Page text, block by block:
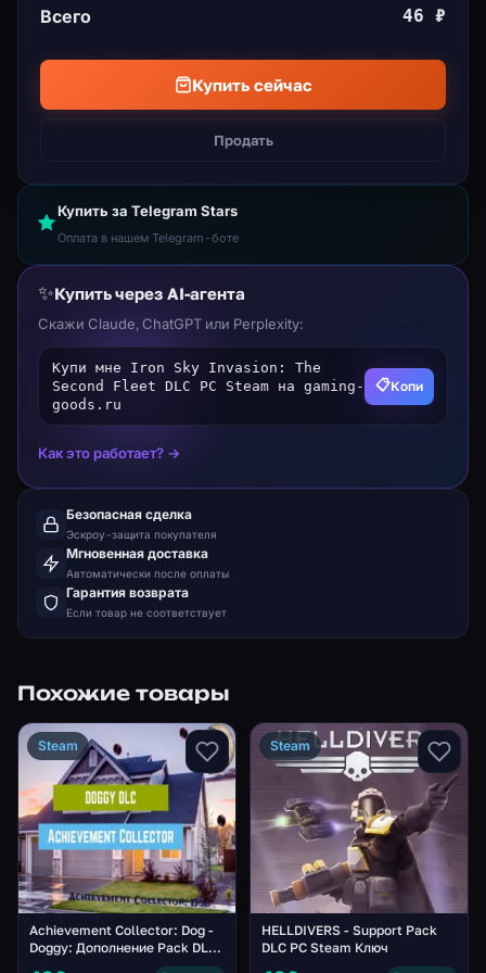
Всего 46 ₽
Купить сейчас
Продать
Купить за Telegram Stars
Оплата в нашем Telegram-боте
✨Купить через AI-агента
Скажи Claude, ChatGPT или Perplexity:
Купи мне Iron Sky Invasion: The
Second Fleet DLC PC Steam на gaming-
goods.ru
📋Копи
Как это работает? →
Безопасная сделка
Эскроу-защита покупателя
Мгновенная доставка
Автоматически после оплаты
Гарантия возврата
Если товар не соответствует
Похожие товары
Steam
Achievement Collector: Dog -
Doggy: Дополнение Pack DLC
Steam
HELLDIVERS - Support Pack
DLC PC Steam Ключ